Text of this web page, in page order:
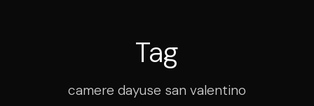
Tag
camere dayuse san valentino